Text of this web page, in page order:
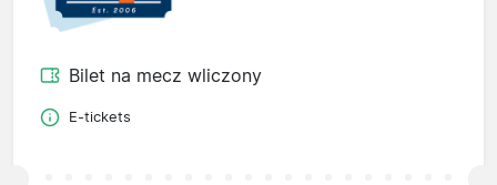
Bilet na mecz wliczony
E-tickets